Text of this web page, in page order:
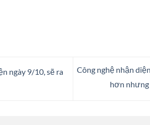
ngày 9/10, sẽ ra
Công nghệ nhận
hơn nhưng